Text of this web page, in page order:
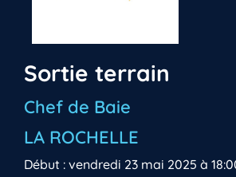
Sortie terrain
Chef de Baie
LA ROCHELLE
Début : vendredi 23 mai 2025 à